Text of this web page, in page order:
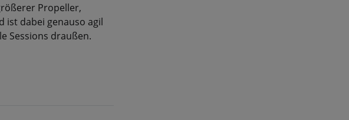
Propeller,
ist dabei genauso agil
Sessions draußen.